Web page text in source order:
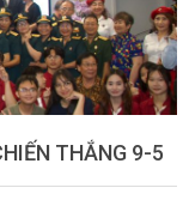
THẮNG 9-5